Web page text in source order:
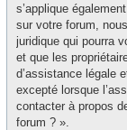
s’applique
sur votre forum,
juridique qui pourra
et que les
d’assistance légale
excepté lorsque
contacter à propos
forum ? ».